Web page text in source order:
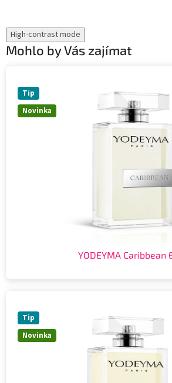
High-contrast mode
Mohlo by Vás zajímat
Novinka
Tip
YODEYMA Caribbean
Novinka
Tip